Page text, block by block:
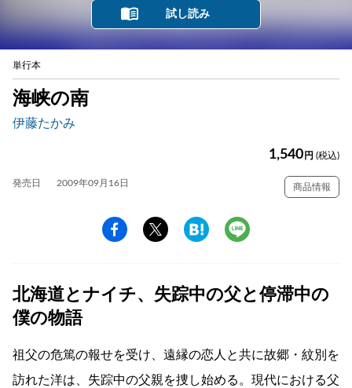
試し読み
単行本
海峡の南
伊藤たかみ
1,540 円 (税込)
発売日 2009年09月16日 商品情報
北海道とナイチ、失踪中の父と停滞中の
僕の物語
祖父の危篤の報せを受け、遠縁の恋人と共に故郷・紋別を
訪れた洋は、失踪中の父親を捜し始める。現代における父